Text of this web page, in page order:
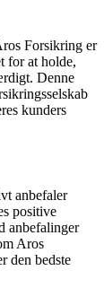
Forsikring er
for at holde,
Denne
kunders
anbefaler
positive
anbefalinger
Aros
den bedste